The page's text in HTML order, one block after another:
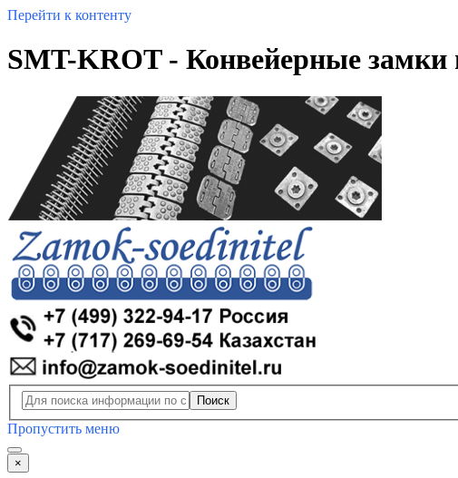
Перейти к контенту
SMT-KROT - Конвейерные замки
Поиск
Пропустить меню
×